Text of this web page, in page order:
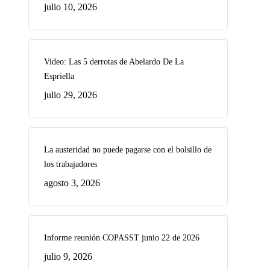
julio 10, 2026
Video: Las 5 derrotas de Abelardo De La
Espriella
julio 29, 2026
La austeridad no puede pagarse con el bolsillo de
los trabajadores
agosto 3, 2026
Informe reunión COPASST junio 22 de 2026
julio 9, 2026